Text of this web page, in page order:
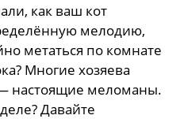
как ваш кот
мелодию,
метаться по комнате
Многие хозяева
настоящие меломаны.
Давайте